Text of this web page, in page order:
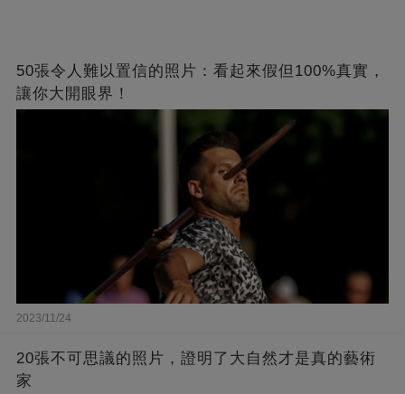
50張令人難以置信的照片：看起來假但100%真實，
讓你大開眼界！
2023/11/24
20張不可思議的照片，證明了大自然才是真的藝術
家